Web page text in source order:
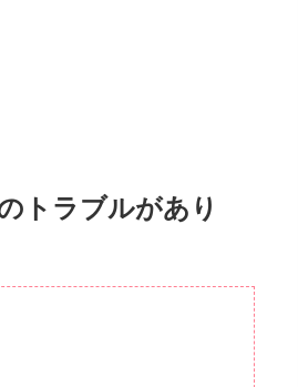
トラブルがあり